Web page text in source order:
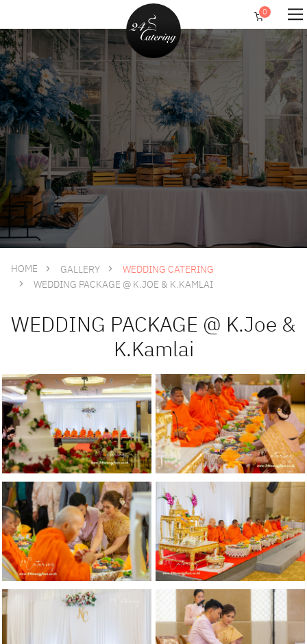
Gallery
HOME GALLERY
WEDDING CATERING
WEDDING PACKAGE @ K.JOE & K.KAMLAI
WEDDING PACKAGE @ K.Joe &
K.Kamlai